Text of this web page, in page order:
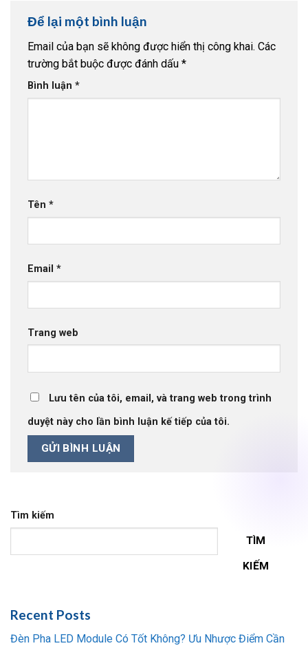
Để lại một bình luận
Email của bạn sẽ không được hiển thị công khai. Các
trường bắt buộc được đánh dấu *
Bình luận *
Tên *
Email *
Trang web
Lưu tên của tôi, email, và trang web trong trình
duyệt này cho lần bình luận kế tiếp của tôi.
Tìm kiếm
TÌM
KIẾM
Recent Posts
Đèn Pha LED Module Có Tốt Không? Ưu Nhược Điểm Cần